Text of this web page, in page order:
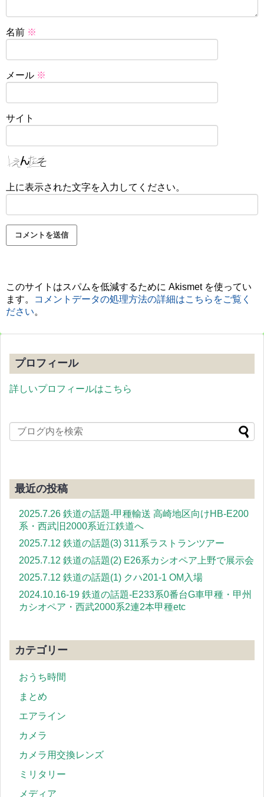
名前 ※
メール ※
サイト
上に表示された文字を入力してください。
このサイトはスパムを低減するために Akismet を使ってい
ます。
コメントデータの処理方法の詳細はこちらをご覧く
ださい。
プロフィール
詳しいプロフィールはこちら
最近の投稿
2025.7.26 鉄道の話題-甲種輸送 高崎地区向けHB-E200
系・西武旧2000系近江鉄道へ
2025.7.12 鉄道の話題(3) 311系ラストランツアー
2025.7.12 鉄道の話題(2) E26系カシオペア上野で展示会
2025.7.12 鉄道の話題(1) クハ201-1 OM入場
2024.10.16-19 鉄道の話題-E233系0番台G車甲種・甲州
カシオペア・西武2000系2連2本甲種etc
カテゴリー
おうち時間
まとめ
エアライン
カメラ
カメラ用交換レンズ
ミリタリー
メディア